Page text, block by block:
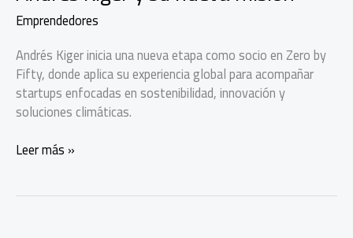
Emprendedores
Andrés Kiger inicia una nueva etapa como socio en Zero by
Fifty, donde aplica su experiencia global para acompañar
startups enfocadas en sostenibilidad, innovación y
soluciones climáticas.
De
Leer más »